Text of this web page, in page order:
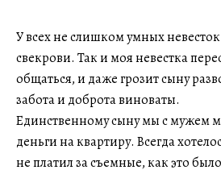
У всех не слишком умных невесток
свекрови. Так и моя невестка
общаться, и даже грозит сыну
забота и доброта виноваты.
Единственному сыну мы с мужем
деньги на квартиру. Всегда
не платил за съемные, как это